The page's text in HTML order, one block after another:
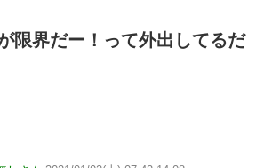
限界だー！って外出してるだ